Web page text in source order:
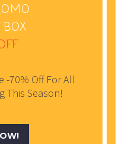
-70% Off For All
This Season!